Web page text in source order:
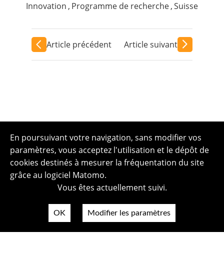
Innovation , Programme de recherche,Suisse
Article précédent Article suivant
En poursuivant votre navigation, sans modifier vos
paramètres, vous acceptez l'utilisation et le dépôt de
cookies destinés à mesurer la fréquentation du site
grâce au logiciel Matomo.
Vous êtes actuellement suivi.
OK Modifier les paramètres